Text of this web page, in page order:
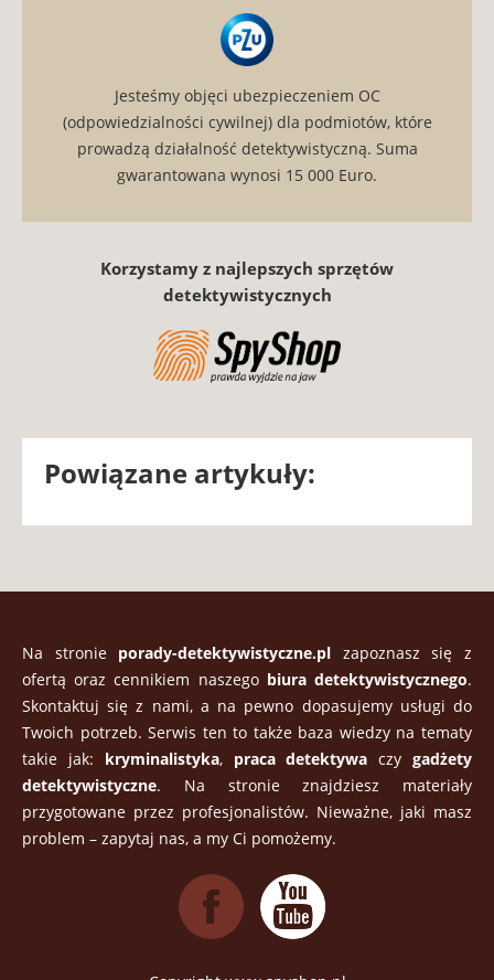
Jesteśmy objęci ubezpieczeniem OC
(odpowiedzialności cywilnej) dla podmiotów, które
prowadzą działalność detektywistyczną. Suma
gwarantowana wynosi 15 000 Euro.
Korzystamy z najlepszych sprzętów
detektywistycznych
Powiązane artykuły:
Na stronie porady-detektywistyczne.pl zapoznasz się z
ofertą oraz cennikiem naszego biura detektywistycznego.
Skontaktuj się z nami, a na pewno dopasujemy usługi do
Twoich potrzeb. Serwis ten to także baza wiedzy na tematy
takie jak: kryminalistyka, praca detektywa czygadżety
detektywistyczne. Na stronie znajdziesz materiały
przygotowane przez profesjonalistów. Nieważne, jaki masz
problem – zapytaj nas, a my Ci pomożemy.